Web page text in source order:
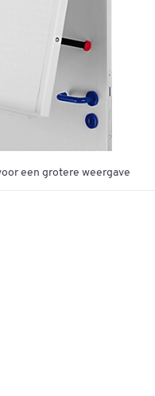
een grotere weergave